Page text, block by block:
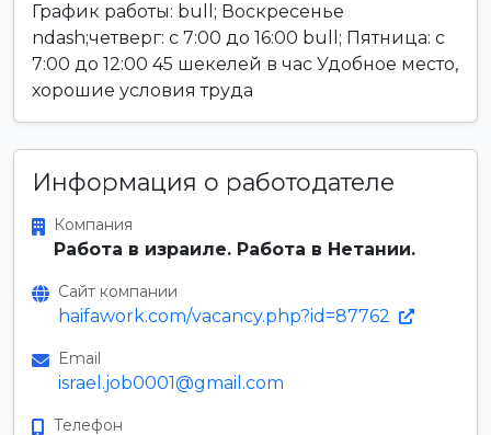
График работы: bull; Воскресенье
ndash;четверг: с 7:00 до 16:00 bull; Пятница: с
7:00 до 12:00 45 шекелей в час Удобное место,
хорошие условия труда
Информация о работодателе
Компания
Работа в израиле. Работа в Нетании.
Сайт компании
haifawork.com/vacancy.php?id=87762
Email
israel.job0001@gmail.com
Телефон